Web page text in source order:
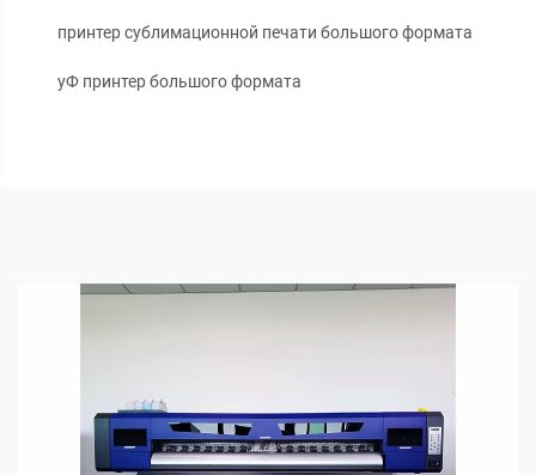
принтер сублимационной печати большого формата
уФ принтер большого формата